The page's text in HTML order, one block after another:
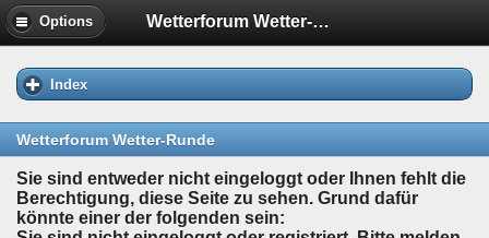
Options Wetterforum Wetter-Runde
Index
Wetterforum Wetter-Runde
Sie sind entweder nicht eingeloggt oder Ihnen fehlt die
Berechtigung, diese Seite zu sehen. Grund dafür
könnte einer der folgenden sein: